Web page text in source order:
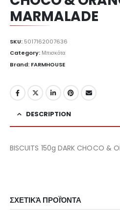
MARMALADE
SKU: 5017162007636
Category: Μπισκότα
Brand: FARMHOUSE
DESCRIPTION
BISCUITS 150g DARK CHOCO &
ΣΧΕΤΙΚΆ ΠΡΟΪΌΝΤΑ